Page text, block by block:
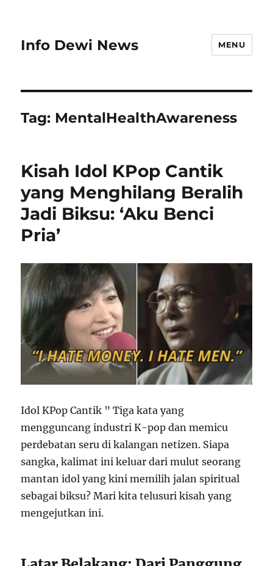
Info Dewi News MENU
Tag: MentalHealthAwareness
Kisah Idol KPop Cantik
yang Menghilang Beralih
Jadi Biksu: ‘Aku Benci
Pria’
Idol KPop Cantik ” Tiga kata yang
mengguncang industri K-pop dan memicu
perdebatan seru di kalangan netizen. Siapa
sangka, kalimat ini keluar dari mulut seorang
mantan idol yang kini memilih jalan spiritual
sebagai biksu? Mari kita telusuri kisah yang
mengejutkan ini.